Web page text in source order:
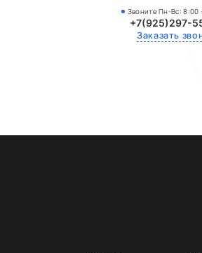
Звоните Пн-Вс: 8:00
+7(925)297-
Заказать